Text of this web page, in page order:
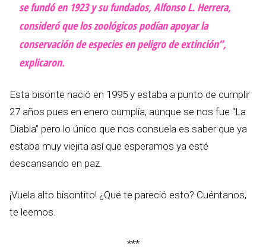
se fundó en 1923 y su fundados, Alfonso L. Herrera,
consideró que los zoológicos podían apoyar la
conservación de especies en peligro de extinción”,
explicaron.
Esta bisonte nació en 1995 y estaba a punto de cumplir
27 años pues en enero cumplía, aunque se nos fue “La
Diabla” pero lo único que nos consuela es saber que ya
estaba muy viejita así que esperamos ya esté
descansando en paz.
¡Vuela alto bisontito! ¿Qué te pareció esto? Cuéntanos,
te leemos.
***